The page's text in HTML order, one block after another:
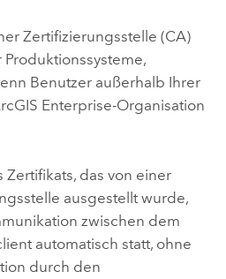
Zertifizierungsstelle (CA)
Benutzer außerhalb Ihrer
Enterprise-Organisation
das von einer
ausgestellt wurde,
zwischen dem
automatisch statt, ohne
durch den